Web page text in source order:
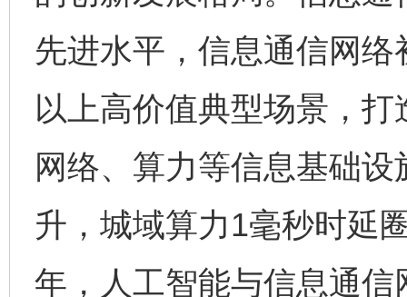
先进水平，信息通信网
以上高价值典型场景，
网络、算力等信息基础
升，城域算力1毫秒时延
年，人工智能与信息通